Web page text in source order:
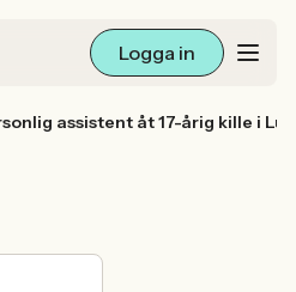
Logga in
assistent åt 17-årig kille i